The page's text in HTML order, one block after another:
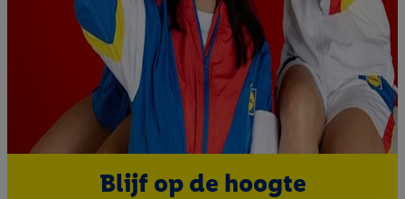
Blijf op de hoogte